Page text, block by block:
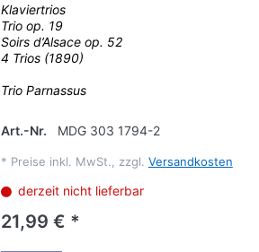
Klaviertrios
Trio op. 19
Soirs d’Alsace op. 52
4 Trios (1890)
Trio Parnassus
Art.-Nr. MDG 303 1794-2
* Preise inkl. MwSt., zzgl. Versandkosten
derzeit nicht lieferbar
21,99 € *